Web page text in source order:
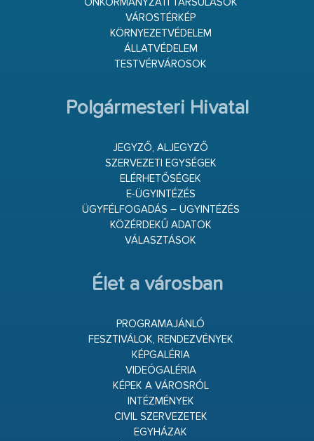
ÖNKORMÁNYZATI TÁRSULÁSOK
VÁROSTÉRKÉP
KÖRNYEZETVÉDELEM
ÁLLATVÉDELEM
TESTVÉRVÁROSOK
Polgármesteri Hivatal
JEGYZŐ, ALJEGYZŐ
SZERVEZETI EGYSÉGEK
ELÉRHETŐSÉGEK
E-ÜGYINTÉZÉS
ÜGYFÉLFOGADÁS – ÜGYINTÉZÉS
KÖZÉRDEKŰ ADATOK
VÁLASZTÁSOK
Élet a városban
PROGRAMAJÁNLÓ
FESZTIVÁLOK, RENDEZVÉNYEK
KÉPGALÉRIA
VIDEÓGALÉRIA
KÉPEK A VÁROSRÓL
INTÉZMÉNYEK
CIVIL SZERVEZETEK
EGYHÁZAK